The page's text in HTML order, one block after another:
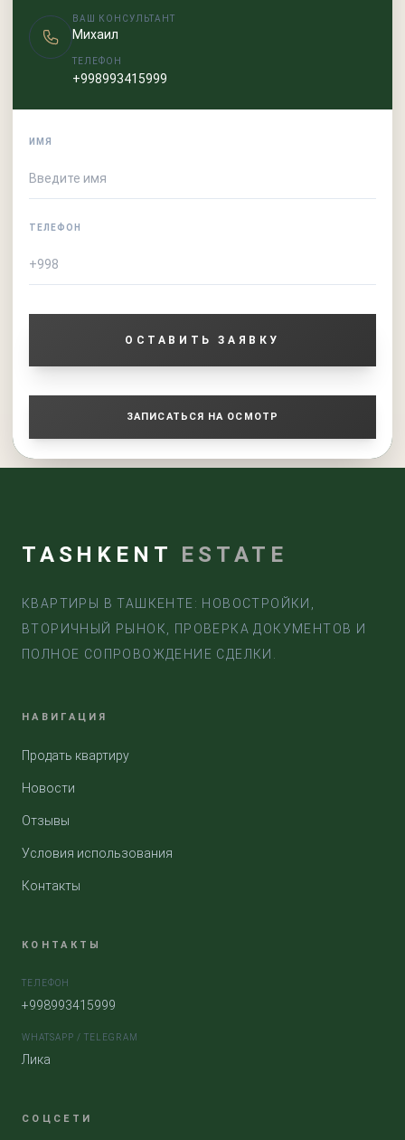
ВАШ КОНСУЛЬТАНТ
Михаил
ТЕЛЕФОН
+998993415999
ИМЯ
ТЕЛЕФОН
ОСТАВИТЬ ЗАЯВКУ
ЗАПИСАТЬСЯ НА ОСМОТР
TASHKENT ESTATE
КВАРТИРЫ В ТАШКЕНТЕ: НОВОСТРОЙКИ,
ВТОРИЧНЫЙ РЫНОК, ПРОВЕРКА ДОКУМЕНТОВ И
ПОЛНОЕ СОПРОВОЖДЕНИЕ СДЕЛКИ.
НАВИГАЦИЯ
Продать квартиру
Новости
Отзывы
Условия использования
Контакты
КОНТАКТЫ
ТЕЛЕФОН
+998993415999
WHATSAPP / TELEGRAM
Лика
СОЦСЕТИ